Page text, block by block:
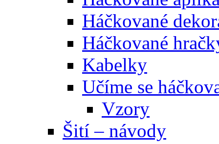
Háčkované
Háčkované
Kabelky
Učíme se
Vzory
Šití – návody